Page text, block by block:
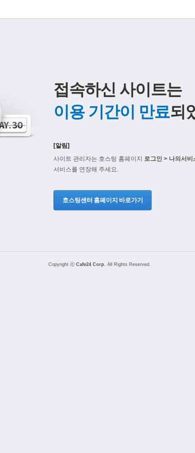
접속하신 사이트는
이용 기간이 만료되
[알림]
사이트 관리자는 호스팅 홈페이지 로그인 > 나의서
서비스를 연장해 주세요.
호스팅센터 홈페이지 바로가기
Copyright ⓒ Cafe24 Corp. All Rights Reserved.